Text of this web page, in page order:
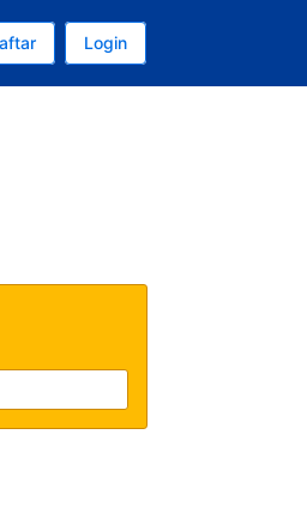
Rupiah Indonesia
Bahasa Indonesia
Anda
Login